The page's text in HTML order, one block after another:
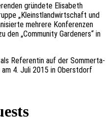
grün­de­te Elisa­beth
„Kleinst­land­wirt­schaft und
mehre­re Konfe­ren­zen
den „Commu­ni­ty Garden­ers“ in
Refe­ren­tin auf der Sommer­ta­
am 4. Juli 2015 in Oberst­dorf